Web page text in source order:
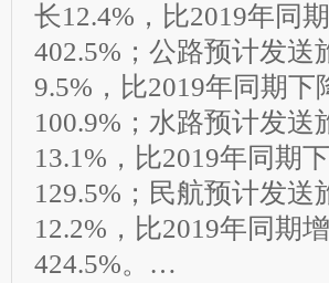
长12.4%，比2019年同
402.5%；公路预计发送
9.5%，比2019年同期下
100.9%；水路预计发
13.1%，比2019年同期
129.5%；民航预计发
12.2%，比2019年同期
424.5%。…